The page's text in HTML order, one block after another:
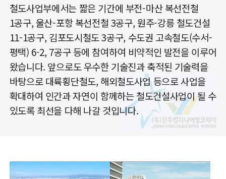
철도사업부에서는 짧은 기간에 부전-마산 복선전철
1공구, 울산-포항 복선전철 3공구, 원주-강릉 철도건설
11-1공구, 김포도시철도 3공구, 수도권 고속철도(수서-
평택) 6-2, 7공구 등에 참여하여 비약적인 발전을 이루어
왔습니다. 앞으로도 우수한 기술진과 축적된 기술력을
바탕으로 대륙횡단철도, 해외철도사업 등으로 사업을
확대하여 인간과 자연이 함께하는 철도건설사업이 될 수
있도록 최선을 다해 나갈 것입니다.